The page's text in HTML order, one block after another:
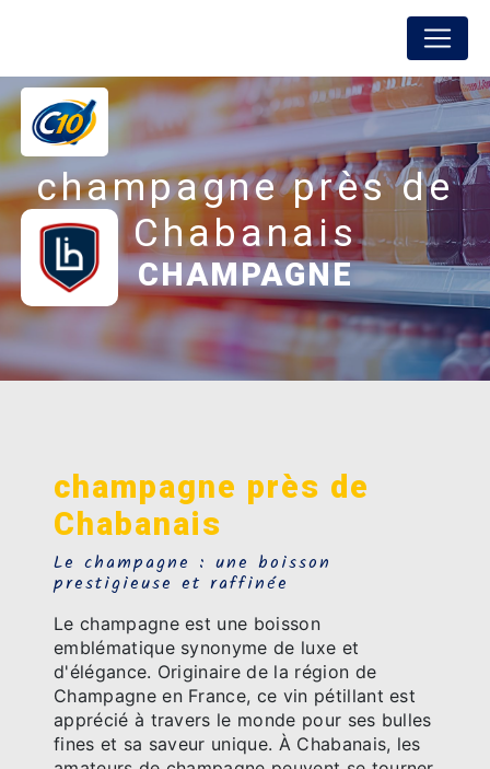
champagne près de
Chabanais
CHAMPAGNE
champagne près de
Chabanais
Le champagne : une boisson
prestigieuse et raffinée
Le champagne est une boisson
emblématique synonyme de luxe et
d'élégance. Originaire de la région de
Champagne en France, ce vin pétillant est
apprécié à travers le monde pour ses bulles
fines et sa saveur unique. À Chabanais, les